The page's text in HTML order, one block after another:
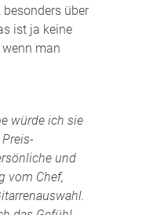
über
ist ja keine
man
würde ich sie
und
vom Chef,